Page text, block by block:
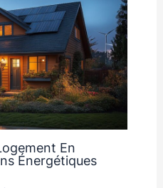
En
Énergétiques